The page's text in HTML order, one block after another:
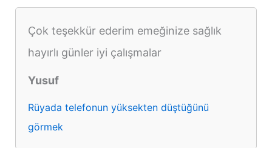
Çok teşekkür ederim emeğinize sağlık
hayırlı günler iyi çalışmalar
Yusuf
Rüyada telefonun yüksekten düştüğünü
görmek